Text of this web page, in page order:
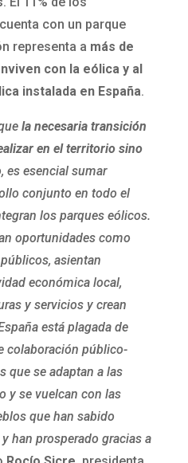
con un parque
representa a más de
con la eólica y al
instalada en España.
la necesaria transición
en el territorio sino
es esencial sumar
conjunto en todo el
los parques eólicos.
oportunidades como
asientan
económica local,
y servicios y crean
está plagada de
colaboración público-
que se adaptan a las
y se vuelcan con las
que han sabido
han prosperado gracias a